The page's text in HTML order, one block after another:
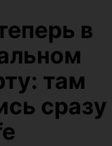
в
там
сразу